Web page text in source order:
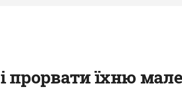
прорвати їхню